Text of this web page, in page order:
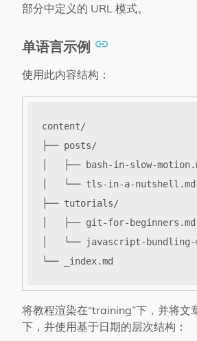
部分中定义的 URL 模式。
单语言示例
使用此内容结构：
将教程渲染在“training”下，并将文
下，并使用基于日期的层次结构：